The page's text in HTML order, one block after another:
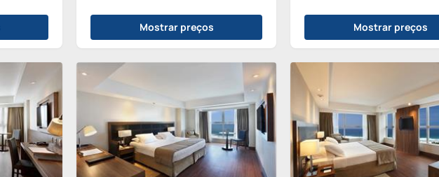
Mostrar preços Mostrar preços